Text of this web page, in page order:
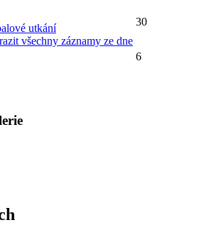
utkání
všechny záznamy ze dne
30
6